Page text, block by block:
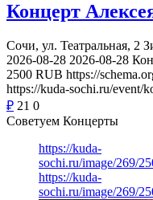
Концерт
Сочи, ул. Театральная, 2
2026-08-28 2026-08-28
2500 RUB https://
https://kuda-sochi.ru/event/
₽ 21 0
Советуем Концерты
https://kuda-
sochi.ru/image/269/
https://kuda-
sochi.ru/image/269/